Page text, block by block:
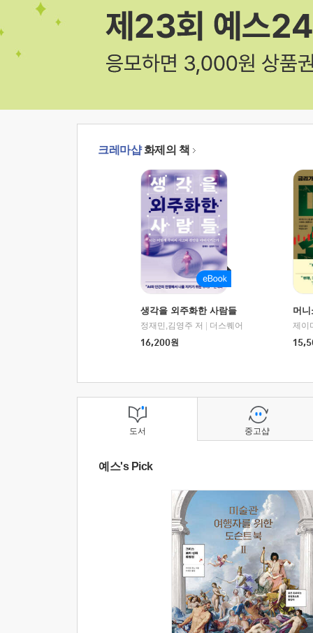
크레마샵화제의 책
생각을 외주화한 사람들
정재민,김영주 저
더스퀘어
16,200원
머
도서
예스's Pick
중고샵